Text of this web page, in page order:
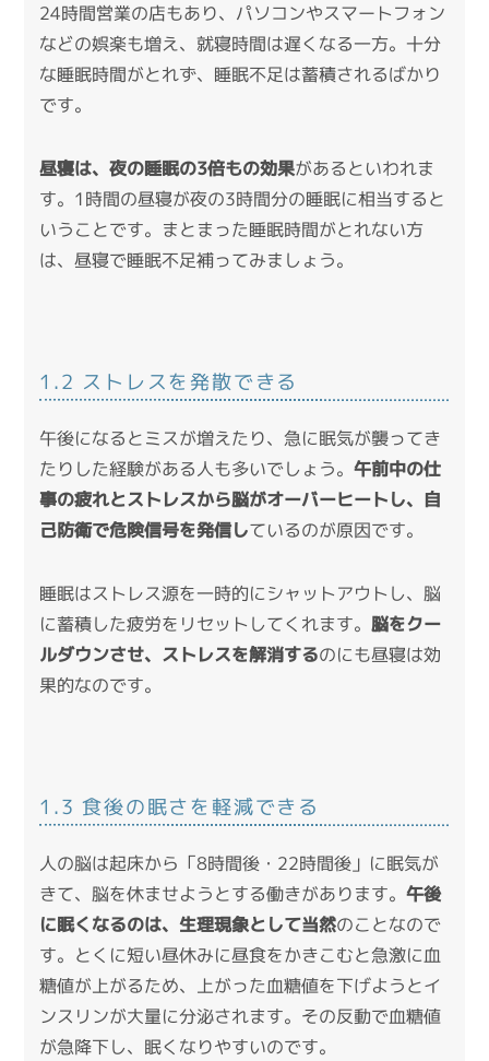
24時間営業の店もあり、パソコンやスマートフォン
などの娯楽も増え、就寝時間は遅くなる一方。十分
な睡眠時間がとれず、睡眠不足は蓄積されるばかり
です。
昼寝は、夜の睡眠の3倍もの効果があるといわれま
す。1時間の昼寝が夜の3時間分の睡眠に相当すると
いうことです。まとまった睡眠時間がとれない方
は、昼寝で睡眠不足補ってみましょう。
1.2 ストレスを発散できる
午後になるとミスが増えたり、急に眠気が襲ってき
たりした経験がある人も多いでしょう。午前中の仕
事の疲れとストレスから脳がオーバーヒートし、自
己防衛で危険信号を発信しているのが原因です。
睡眠はストレス源を一時的にシャットアウトし、脳
に蓄積した疲労をリセットしてくれます。脳をクー
ルダウンさせ、ストレスを解消するのにも昼寝は効
果的なのです。
1.3 食後の眠さを軽減できる
人の脳は起床から「8時間後・22時間後」に眠気が
きて、脳を休ませようとする働きがあります。午後
に眠くなるのは、生理現象として当然のことなので
す。とくに短い昼休みに昼食をかきこむと急激に血
糖値が上がるため、上がった血糖値を下げようとイ
ンスリンが大量に分泌されます。その反動で血糖値
が急降下し、眠くなりやすいのです。